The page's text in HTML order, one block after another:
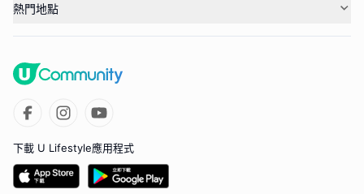
熱門地點
下載 U Lifestyle應用程式